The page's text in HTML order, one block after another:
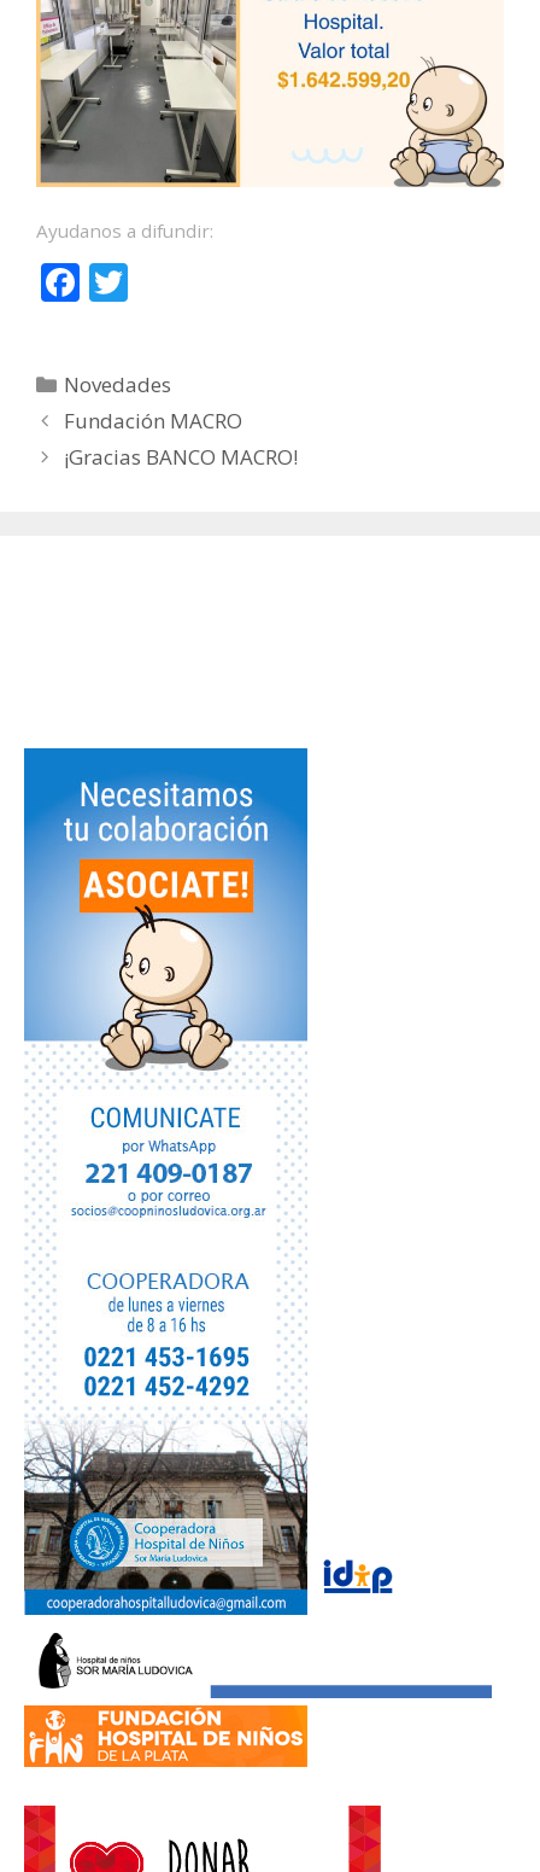
Ayudanos a difundir:
F
b
o
o
er
Categorías
Novedades
Fundación MACRO
¡Gracias BANCO MACRO!